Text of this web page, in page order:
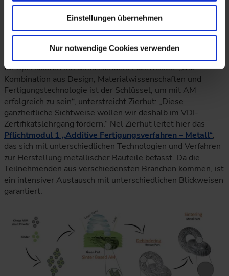
Einstellungen übernehmen
Nur notwendige Cookies verwenden
AM benötigt eine ganzheitliche Sichtweise
Damit verbinden sich naturgemäß auch attraktive Chancen
für Spezialisten mit umfassendem Fachwissen. „Die
Kombination aus Design, Materialwissenschaften und
Fertigungstechnologie ist der Schlüssel, um mit AM
erfolgreich zu sein“, unterstreicht Zierhut: „Diese
ganzheitliche Sichtweise wollen wir deshalb im VDI-
Zertifikatslehrgang fördern.“ Nel Zierhut leitet hier das
Pflichtmodul 1 „Additive Fertigungsverfahren – Metall“,
das sich mit unterschiedlichen Technologien und Verfahren
zur Herstellung metallischer Bauteile befasst. Da die
Teilnehmenden aus verschiedensten Branchen kommen, ist
ein intensiver Austausch mit unterschiedlichen Blickweisen
garantiert.